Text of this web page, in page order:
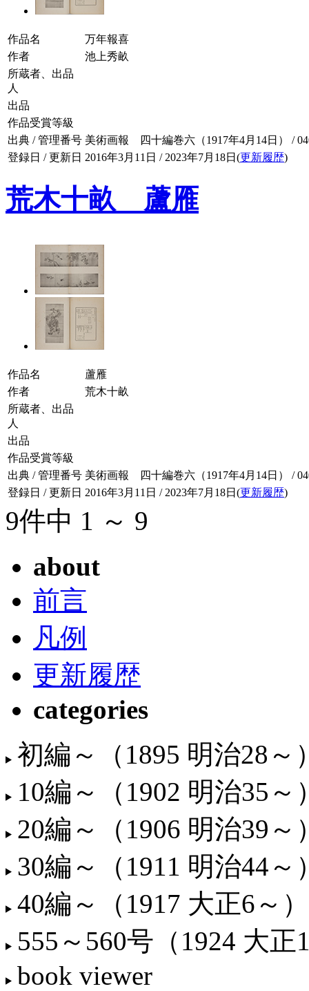
作品名
万年報喜
作者
池上秀畝
所蔵者、出品
人
出品
作品受賞等級
出典 / 管理番号 美術画報 四十編巻六（1917年4月14日） /
登録日 / 更新日 2016年3月11日 / 2023年7月18日(更新履歴)
荒木十畝 蘆雁
作品名
蘆雁
作者
荒木十畝
所蔵者、出品
人
出品
作品受賞等級
出典 / 管理番号 美術画報 四十編巻六（1917年4月14日） /
登録日 / 更新日 2016年3月11日 / 2023年7月18日(更新履歴)
9件中 1 ～ 9
about
前言
凡例
更新履歴
categories
初編～（1895 明治28～
10編～（1902 明治35～
20編～（1906 明治39～
30編～（1911 明治44～
40編～（1917 大正6～）
555～560号（1924 大正
book viewer